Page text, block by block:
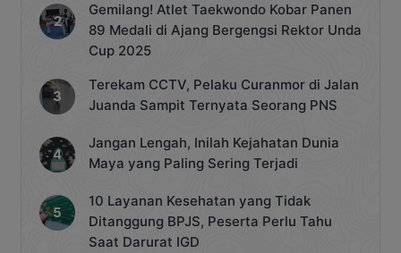
Gemilang! Atlet Taekwondo Kobar Panen
89 Medali di Ajang Bergengsi Rektor Unda
Cup 2025
Terekam CCTV, Pelaku Curanmor di Jalan
Juanda Sampit Ternyata Seorang PNS
Jangan Lengah, Inilah Kejahatan Dunia
Maya yang Paling Sering Terjadi
10 Layanan Kesehatan yang Tidak
Ditanggung BPJS, Peserta Perlu Tahu
Saat Darurat IGD